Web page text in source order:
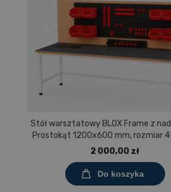
Stół warsztatowy BLOX Frame z
Prostokąt 1200x600 mm, rozmiar
pokryty tworzywem2 000,00 zł
Do koszyka